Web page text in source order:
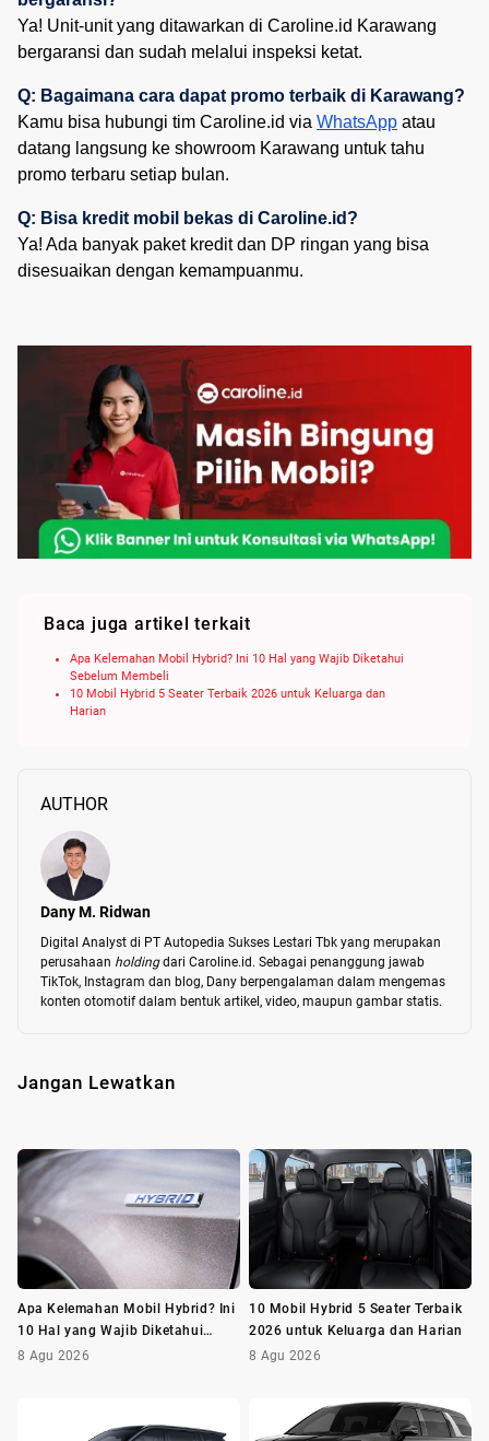
Ya! Unit-unit yang ditawarkan di Caroline.id Karawang
bergaransi dan sudah melalui inspeksi ketat.
Q: Bagaimana cara dapat promo terbaik di Karawang?
Kamu bisa hubungi tim Caroline.id via WhatsApp atau
datang langsung ke showroom Karawang untuk tahu
promo terbaru setiap bulan.
Q: Bisa kredit mobil bekas di Caroline.id?
Ya! Ada banyak paket kredit dan DP ringan yang bisa
disesuaikan dengan kemampuanmu.
Baca juga artikel terkait
Apa Kelemahan Mobil Hybrid? Ini 10 Hal yang Wajib Diketahui
Sebelum Membeli
10 Mobil Hybrid 5 Seater Terbaik 2026 untuk Keluarga dan
Harian
AUTHOR
Dany M. Ridwan
Digital Analyst di PT Autopedia Sukses Lestari Tbk yang merupakan
perusahaan holding dari Caroline.id. Sebagai penanggung jawab
TikTok, Instagram dan blog, Dany berpengalaman dalam mengemas
konten otomotif dalam bentuk artikel, video, maupun gambar statis.
Jangan Lewatkan
Apa Kelemahan Mobil Hybrid? Ini
10 Hal yang Wajib Diketahui
Sebelum Membeli
8 Agu 2026
10 Mobil Hybrid 5 Seater Terbaik
2026 untuk Keluarga dan Harian
8 Agu 2026